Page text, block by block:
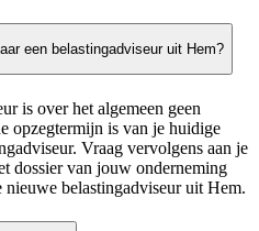
een belastingadviseur uit Hem?
is over het algemeen geen
opzegtermijn is van je huidige
Vraag vervolgens aan je
dossier van jouw onderneming
belastingadviseur uit Hem.